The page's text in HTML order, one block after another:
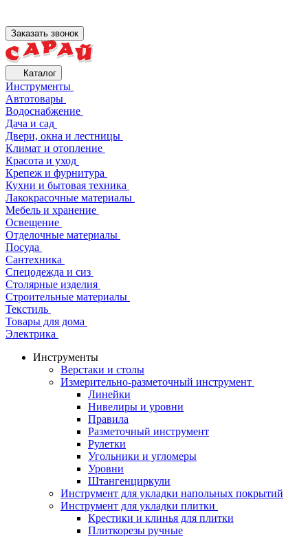
Заказать звонок
Каталог
Инструменты
Автотовары
Водоснабжение
Дача и сад
Двери, окна и лестницы
Климат и отопление
Красота и уход
Крепеж и фурнитура
Кухни и бытовая техника
Лакокрасочные материалы
Мебель и хранение
Освещение
Отделочные материалы
Посуда
Сантехника
Спецодежда и сиз
Столярные изделия
Строительные материалы
Текстиль
Товары для дома
Электрика
Инструменты
Верстаки и столы
Измерительно-разметочный инструмент
Линейки
Нивелиры и уровни
Правила
Разметочный инструмент
Рулетки
Угольники и угломеры
Уровни
Штангенциркули
Инструмент для укладки напольных покрытий
Инструмент для укладки плитки
Крестики и клинья для плитки
Плиткорезы ручные